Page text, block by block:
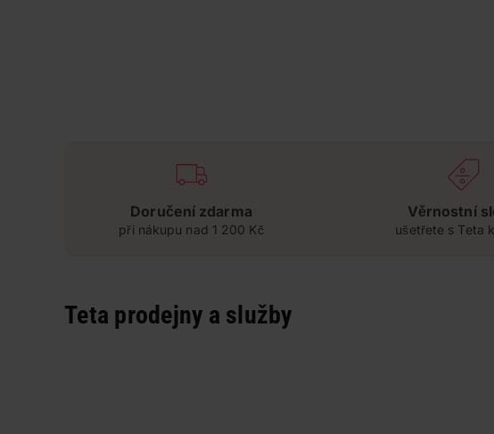
Doručení zdarma
při nákupu nad 1 200 Kč
Věrnostní
ušetřete s Teta
Teta prodejny a služby